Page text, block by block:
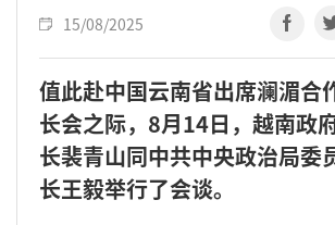
15/08/2025
值此赴中国云南省出席澜湄合
长会之际，8月14日，越南政
长裴青山同中共中央政治局委
长王毅举行了会谈。